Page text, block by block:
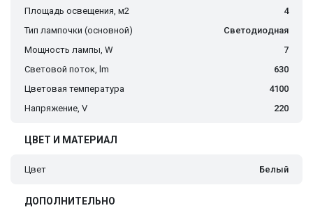
Площадь освещения, м2
4
Тип лампочки (основной)
Светодиодная
Мощность лампы, W
7
Световой поток, lm
630
Цветовая температура
4100
Напряжение, V
220
ЦВЕТ И МАТЕРИАЛ
Цвет Белый
ДОПОЛНИТЕЛЬНО